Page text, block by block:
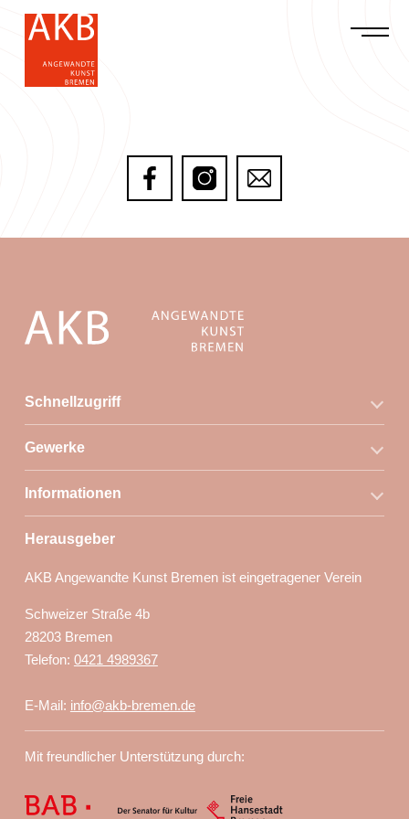
Schnellzugriff
Gewerke
Informationen
Herausgeber
AKB Angewandte Kunst Bremen ist eingetragener Verein
Schweizer Straße 4b
28203 Bremen
Telefon: 0421 4989367
E-Mail: info@akb-bremen.de
Mit freundlicher Unterstützung durch: